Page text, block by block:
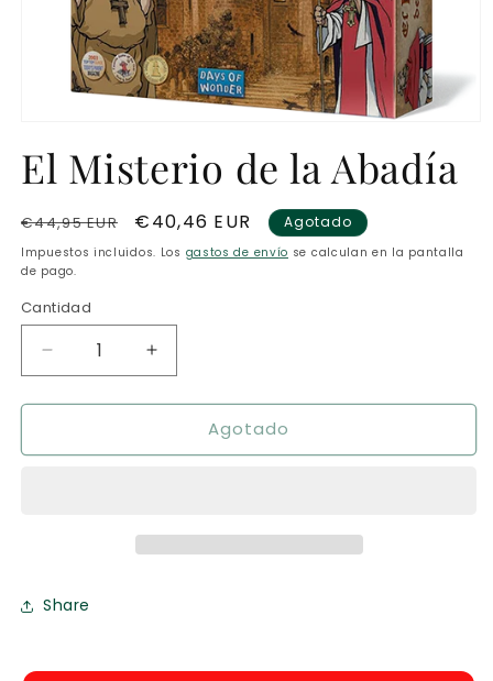
multimedia
ventana
El Misterio de la Abadía
Precio
habitual
€44,95 EUR
Precio
de
€40,46 EUR Agotado
Impuestos incluidos. Los gastos de envío se calculan en la pantalla
de pago.
Cantidad
Reducir
cantidad
para
Misterio
Aumentar
cantidad
para
Misterio
Agotado
Share